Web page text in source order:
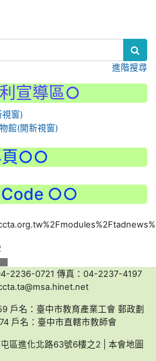
進階搜尋
宣導區○
頁○○
Code ○○
2236-0721 傳真：04-2237-4197
戶名：臺中市教育產業工會 郵政劃
戶名：臺中市直轄市教師會
區進化北路63號6樓之2 | 本會地圖